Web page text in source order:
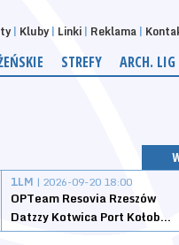
Kluby Linki Reklama
STREFY ARCH. LIG
1LM | 2026-09-20 18:00
OPTeam Resovia Rzeszów
Datzzy Kotwica Port Kołobrzeg